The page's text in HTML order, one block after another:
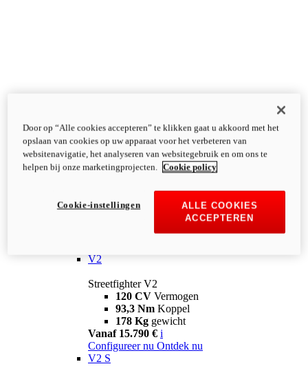
V2
Streetfighter V2
120 CV Vermogen
93,3 Nm Koppel
178 Kg gewicht
Vanaf 15.790 € i
Configureer nu Ontdek nu
V2 S
Door op “Alle cookies accepteren” te klikken gaat u akkoord met het
opslaan van cookies op uw apparaat voor het verbeteren van
websitenavigatie, het analyseren van websitegebruik en om ons te
helpen bij onze marketingprojecten.
Cookie policy
ALLE COOKIES
ACCEPTEREN
Cookie-instellingen